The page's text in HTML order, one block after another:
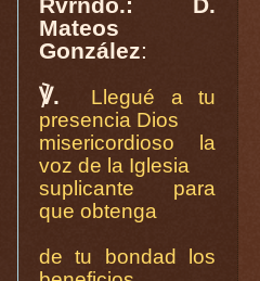
Rvrndo.: D.
Mateos
González:
℣.
Llegué a tu
presencia Dios
misericordioso la
voz de la Iglesia
suplicante para
que obtenga
de tu bondad los